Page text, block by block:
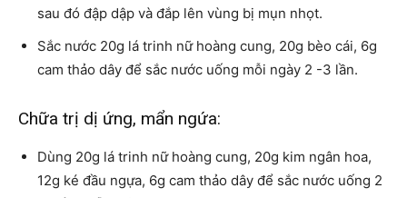
sau đó đập dập và đắp lên vùng bị mụn nhọt.
Sắc nước 20g lá trinh nữ hoàng cung, 20g bèo cái, 6g
cam thảo dây để sắc nước uống mỗi ngày 2 -3 lần.
Chữa trị dị ứng, mẩn ngứa:
Dùng 20g lá trinh nữ hoàng cung, 20g kim ngân hoa,
12g ké đầu ngựa, 6g cam thảo dây để sắc nước uống 2